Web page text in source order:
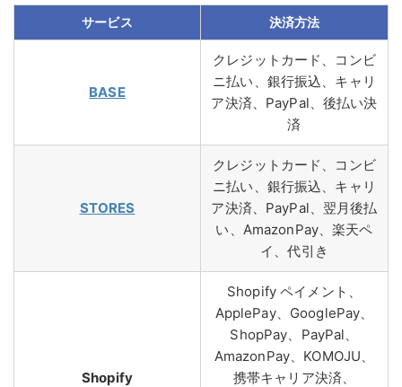
サービス 決済方法
BASE
クレジットカード、コンビ
ニ払い、銀行振込、キャリ
ア決済、PayPal、後払い決
済
STORES
クレジットカード、コンビ
ニ払い、銀行振込、キャリ
ア決済、PayPal、翌月後払
い、AmazonPay、楽天ペ
イ、代引き
Shopify
Shopify ペイメント、
ApplePay、GooglePay、
ShopPay、PayPal、
AmazonPay、KOMOJU、
携帯キャリア決済、